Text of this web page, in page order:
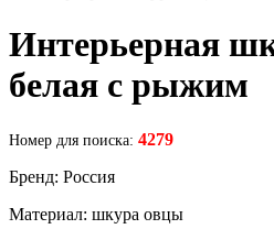
Интерьерная
белая с рыжим
Номер для поиска: 4279
Бренд: Россия
Материал: шкура овцы